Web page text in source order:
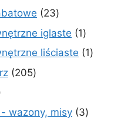
2323
produkty
iglaste 11
produkt
liściaste 11
205205
wazony, misy 33